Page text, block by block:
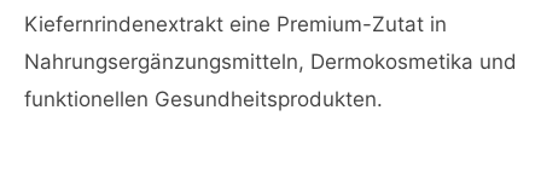
Kiefernrindenextrakt eine Premium-Zutat in
Nahrungsergänzungsmitteln, Dermokosmetika und
funktionellen Gesundheitsprodukten.